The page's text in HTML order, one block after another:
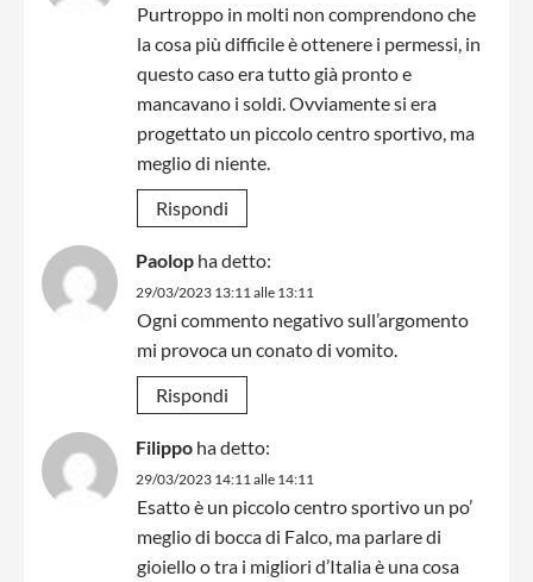
Purtroppo in molti non comprendono che
la cosa più difficile è ottenere i permessi, in
questo caso era tutto già pronto e
mancavano i soldi. Ovviamente si era
progettato un piccolo centro sportivo, ma
meglio di niente.
Rispondi
Paolop ha detto:
29/03/2023 13:11 alle 13:11
Ogni commento negativo sull’argomento
mi provoca un conato di vomito.
Rispondi
Filippo ha detto:
29/03/2023 14:11 alle 14:11
Esatto è un piccolo centro sportivo un po’
meglio di bocca di Falco, ma parlare di
gioiello o tra i migliori d’Italia è una cosa